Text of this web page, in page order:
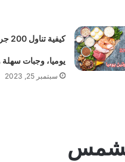
يوميا، وجبات
سبتمبر 25, 2023
الشمس